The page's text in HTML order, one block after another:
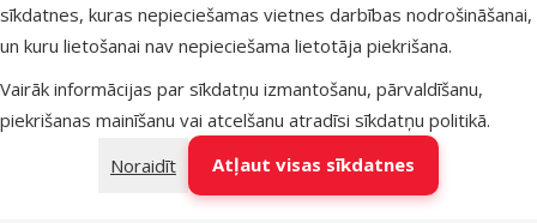
sīkdatnes, kuras nepieciešamas vietnes darbības nodrošināšanai,
un kuru lietošanai nav nepieciešama lietotāja piekrišana.
Vairāk informācijas par sīkdatņu izmantošanu, pārvaldīšanu,
piekrišanas mainīšanu vai atcelšanu atradīsi sīkdatņu politikā.
Noraidīt
Atļaut visas sīkdatnes
Inerces pavada
– Flexi Glam
Splash Leaf S 3
m, Tape, White
Atsauksmes 0%